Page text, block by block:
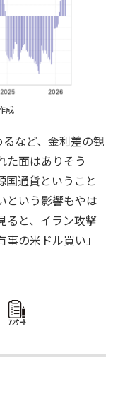
成
など、金利差の観
た面はありそう
国通貨ということ
という影響もやは
ると、イラン攻撃
の米ドル買い」
ｱﾝｹｰﾄ